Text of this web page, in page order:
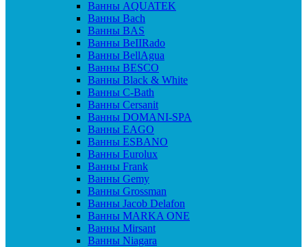
Ванны AQUATEK
Ванны Bach
Ванны BAS
Ванны BeIIRado
Ванны BellAgua
Ванны BESCO
Ванны Black & White
Ванны C-Bath
Ванны Cersanit
Ванны DOMANI-SPA
Ванны EAGO
Ванны ESBANO
Ванны Eurolux
Ванны Frank
Ванны Gemy
Ванны Grossman
Ванны Jacob Delafon
Ванны MARKA ONE
Ванны Mirsant
Ванны Niagara